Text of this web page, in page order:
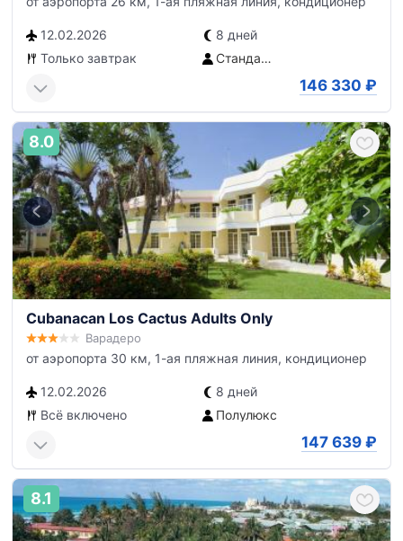
12.02.2026
8 дней
Только завтрак
Стандартный номер
146 330 ₽
8.0
Cubanacan Los Cactus Adults Only
Варадеро
от аэропорта 30 км, 1-ая пляжная линия, кондиционер
12.02.2026
8 дней
Всё включено
Полулюкс
147 639 ₽
8.1